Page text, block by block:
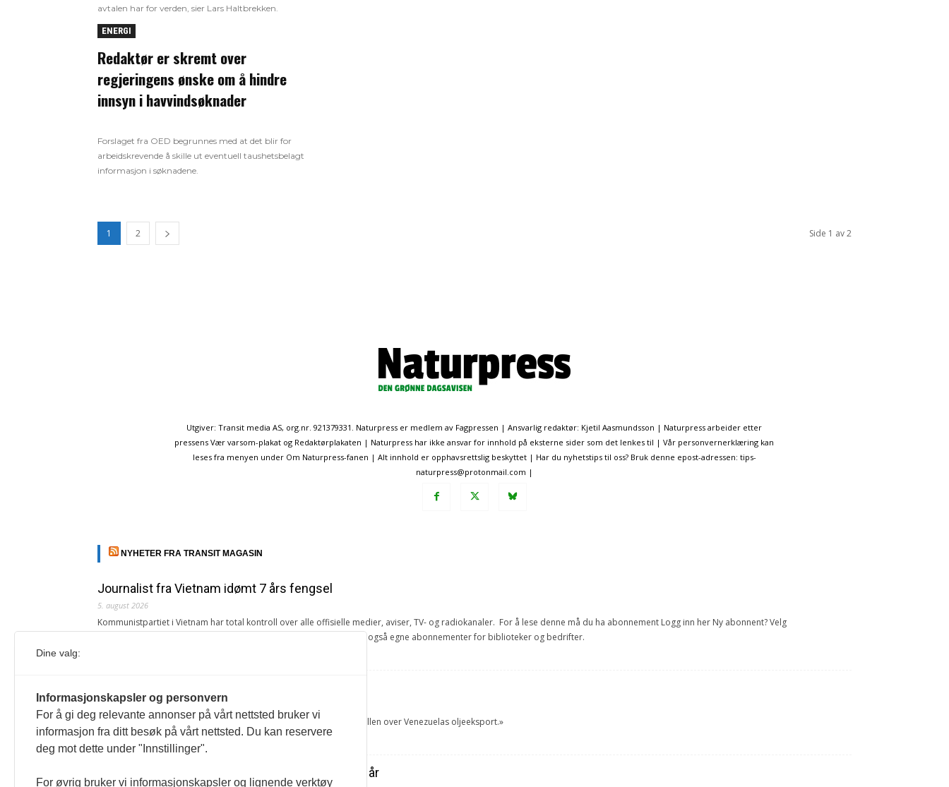
avtalen har for verden, sier Lars Haltbrekken.
ENERGI
Redaktør er skremt over
regjeringens ønske om å hindre
innsyn i havvindsøknader
Forslaget fra OED begrunnes med at det blir for
arbeidskrevende å skille ut eventuell taushetsbelagt
informasjon i søknadene.
1 2 Side 1 av 2
Utgiver: Transit media AS, org.nr. 921379331. Naturpress er medlem av Fagpressen | Ansvarlig redaktør: Kjetil Aasmundsson | Naturpress arbeider etter
pressens Vær varsom-plakat og Redaktørplakaten | Naturpress har ikke ansvar for innhold på eksterne sider som det lenkes til | Vår personvernerklæring kan
leses fra menyen under Om Naturpress-fanen | Alt innhold er opphavsrettslig beskyttet | Har du nyhetstips til oss? Bruk denne epost-adressen: tips-
naturpress@protonmail.com |
NYHETER FRA TRANSIT MAGASIN
Journalist fra Vietnam idømt 7 års fengsel
5. august 2026
Kommunistpartiet i Vietnam har total kontroll over alle offisielle medier, aviser, TV- og radiokanaler. For å lese denne må du ha abonnement Logg inn her Ny abonnent? Velg
Årsabonnement, Månedsabonnement eller 24-timers tilgang. Vi har også egne abonnementer for biblioteker og bedrifter.
4. august 2026
« Etter at Maduro ble tatt til fange i januar 2026, overtok USA kontrollen over Venezuelas oljeeksport.»
Sonia Zapata, jurist
117,8 millioner er på flukt, en nedgang fra forrige år
Dine valg:
Informasjonskapsler og personvern
For å gi deg relevante annonser på vårt nettsted bruker vi
informasjon fra ditt besøk på vårt nettsted. Du kan reservere
deg mot dette under "Innstillinger".
For øvrig bruker vi informasjonskapsler og lignende verktøy